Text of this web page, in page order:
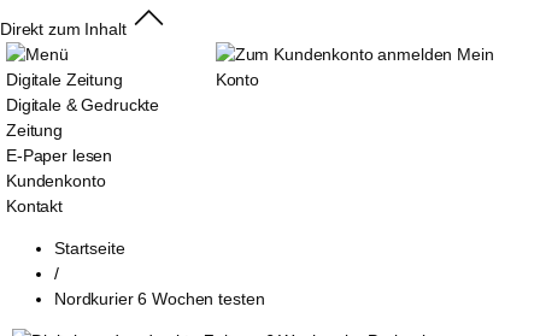
Direkt zum Inhalt
Digitale Zeitung
Digitale & Gedruckte
Zeitung
E-Paper lesen
Kundenkonto
Kontakt
Mein
Konto
Startseite
/
Nordkurier 6 Wochen testen